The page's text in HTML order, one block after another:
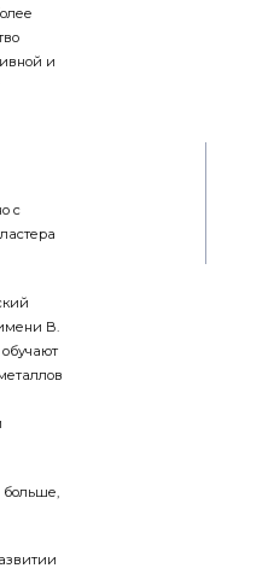
и
с
В.
больше,